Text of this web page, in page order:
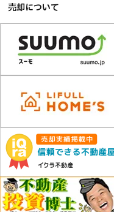
売却について